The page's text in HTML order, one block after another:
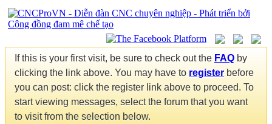
If this is your first visit, be sure to check out the FAQ by
clicking the link above. You may have to register before
you can post: click the register link above to proceed. To
start viewing messages, select the forum that you want
to visit from the selection below.